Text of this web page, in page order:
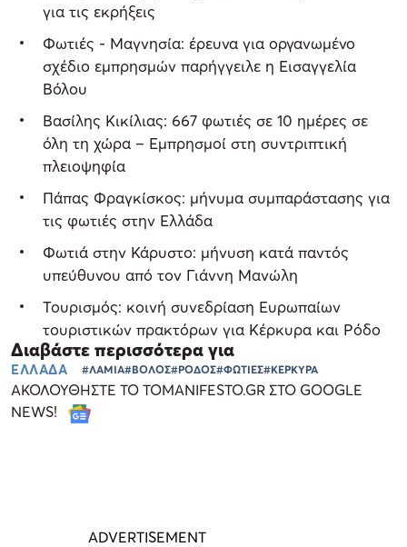
για τις εκρήξεις
Φωτιές - Μαγνησία: έρευνα για οργανωμένο
σχέδιο εμπρησμών παρήγγειλε η Εισαγγελία
Βόλου
Βασίλης Κικίλιας: 667 φωτιές σε 10 ημέρες σε
όλη τη χώρα – Εμπρησμοί στη συντριπτική
πλειοψηφία
Πάπας Φραγκίσκος: μήνυμα συμπαράστασης για
τις φωτιές στην Ελλάδα
Φωτιά στην Κάρυστο: μήνυση κατά παντός
υπεύθυνου από τον Γιάννη Μανώλη
Τουρισμός: κοινή συνεδρίαση Ευρωπαίων
τουριστικών πρακτόρων για Κέρκυρα και Ρόδο
Διαβάστε περισσότερα για
ΕΛΛΑΔΑ #ΛΑΜΙΑ#ΒΟΛΟΣ#ΡΟΔΟΣ#ΦΩΤΙΕΣ#ΚΕΡΚΥΡΑ
ΑΚΟΛΟΥΘΗΣΤΕ ΤΟ TOMANIFESTO.GR ΣΤΟ GOOGLE
NEWS!